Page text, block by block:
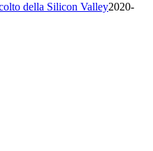
della Silicon Valley2020-